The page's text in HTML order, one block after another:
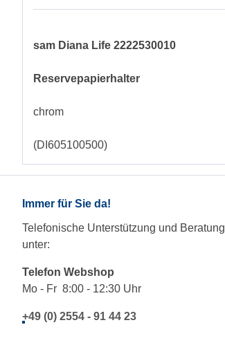
sam Diana Life 2222530010
Reservepapierhalter
chrom
(DI605100500)
Immer für Sie da!
Telefonische Unterstützung und Beratung
unter:
Telefon Webshop
Mo - Fr 8:00 - 12:30 Uhr
+49 (0) 2554 - 91 44 23